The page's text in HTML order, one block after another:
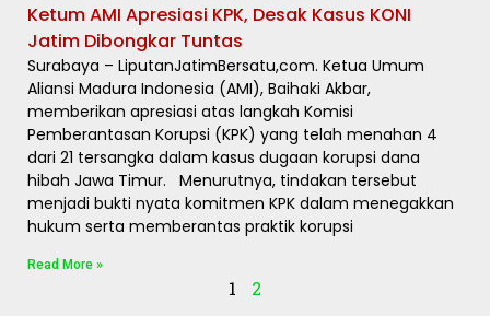
Ketum AMI Apresiasi KPK, Desak Kasus KONI
Jatim Dibongkar Tuntas
Surabaya – LiputanJatimBersatu,com. Ketua Umum
Aliansi Madura Indonesia (AMI), Baihaki Akbar,
memberikan apresiasi atas langkah Komisi
Pemberantasan Korupsi (KPK) yang telah menahan 4
dari 21 tersangka dalam kasus dugaan korupsi dana
hibah Jawa Timur. Menurutnya, tindakan tersebut
menjadi bukti nyata komitmen KPK dalam menegakkan
hukum serta memberantas praktik korupsi
Read More »
1 2